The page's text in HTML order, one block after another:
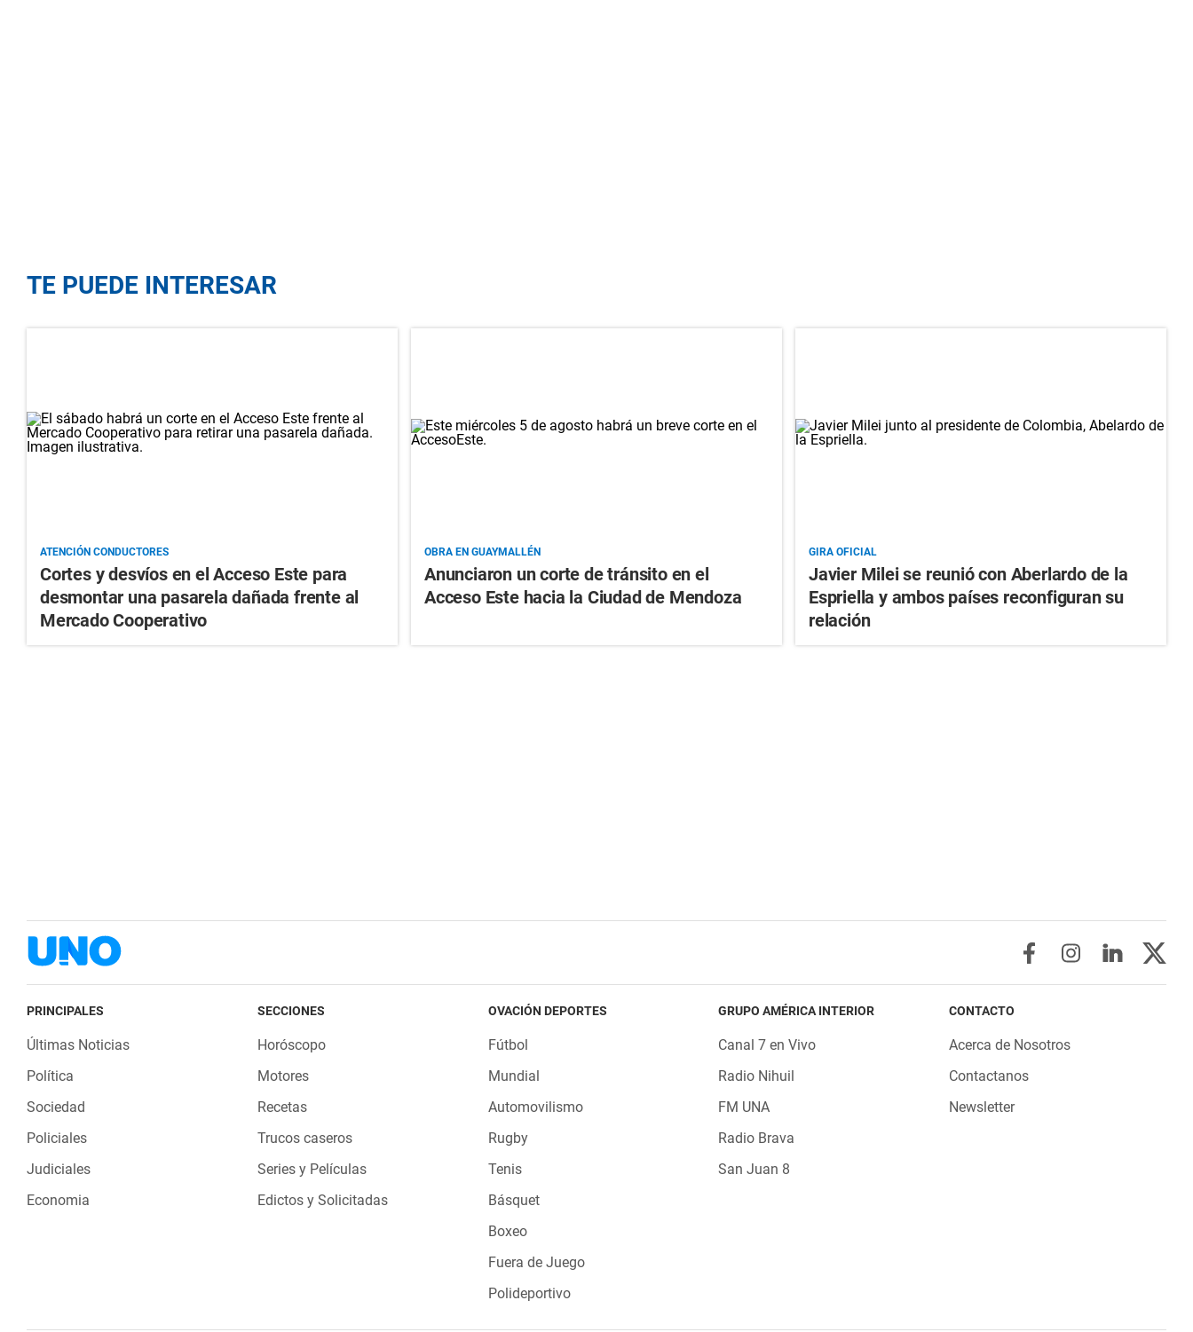
TE PUEDE INTERESAR
ATENCIÓN CONDUCTORES
Cortes y desvíos en el Acceso Este para
desmontar una pasarela dañada frente al
Mercado Cooperativo
OBRA EN GUAYMALLÉN
Anunciaron un corte de tránsito en el
Acceso Este hacia la Ciudad de Mendoza
GIRA OFICIAL
Javier Milei se reunió con Aberlardo de la
Espriella y ambos países reconfiguran su
relación
PRINCIPALES
Últimas Noticias
Política
Sociedad
Policiales
Judiciales
Economia
SECCIONES
Horóscopo
Motores
Recetas
Trucos caseros
Series y Películas
Edictos y Solicitadas
OVACIÓN DEPORTES
Fútbol
Mundial
Automovilismo
Rugby
Tenis
Básquet
Boxeo
Fuera de Juego
Polideportivo
GRUPO AMÉRICA INTERIOR
Canal 7 en Vivo
Radio Nihuil
FM UNA
Radio Brava
San Juan 8
CONTACTO
Acerca de Nosotros
Contactanos
Newsletter